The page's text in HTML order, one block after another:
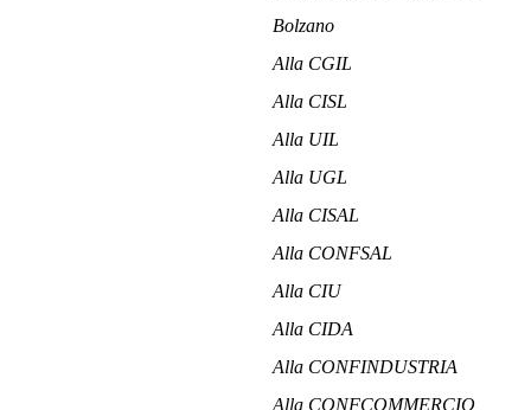
Bolzano
Alla CGIL
Alla CISL
Alla UIL
Alla UGL
Alla CISAL
Alla CONFSAL
Alla CIU
Alla CIDA
Alla CONFINDUSTRIA
Alla CONFCOMMERCIO